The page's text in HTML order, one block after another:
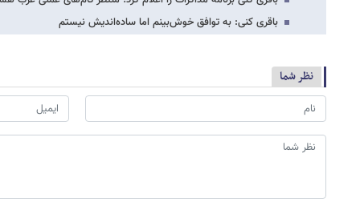
باقری کنی: به توافق خوش‌بینم اما ساده‌اندیش نیستم
نظر شما